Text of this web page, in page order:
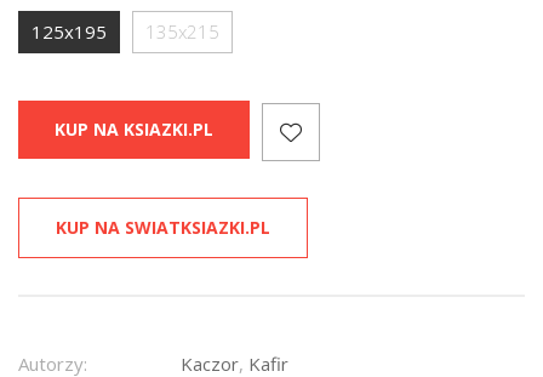
125x195 135x215
KUP NA KSIAZKI.PL
KUP NA SWIATKSIAZKI.PL
Autorzy: Kaczor, Kafir